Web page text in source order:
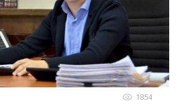
1854